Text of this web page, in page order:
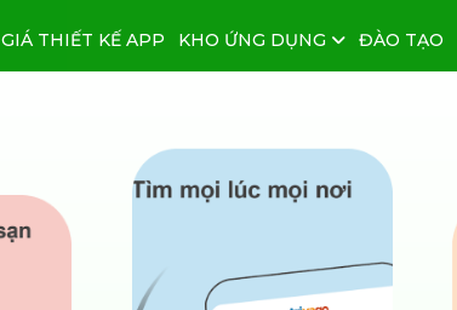
GIÁ THIẾT KẾ APP KHO ỨNG DỤNG ĐÀO TẠO